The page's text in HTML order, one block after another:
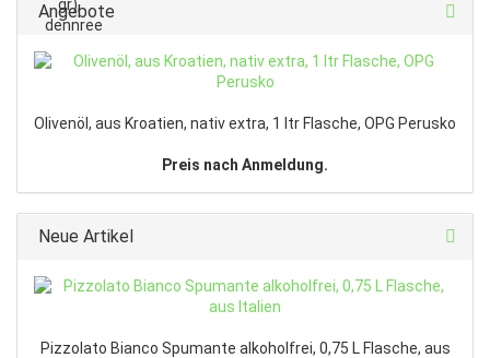
Angebote
Olivenöl, aus Kroatien, nativ extra, 1 ltr Flasche, OPG Perusko
Preis nach Anmeldung.
Neue Artikel
Pizzolato Bianco Spumante alkoholfrei, 0,75 L Flasche, aus